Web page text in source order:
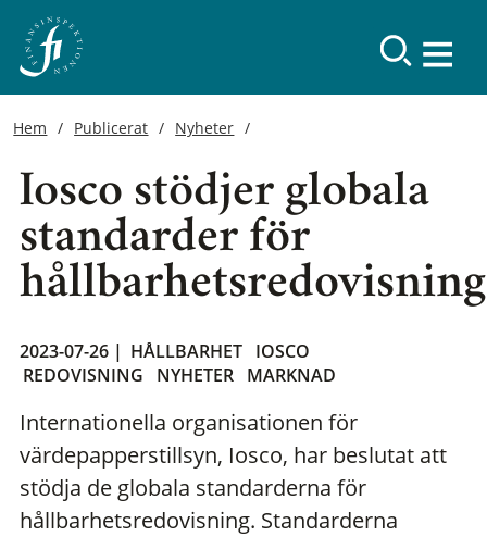
Hem Publicerat Nyheter
Iosco stödjer globala
standarder för
hållbarhetsredovisning
2023-07-26 | HÅLLBARHET IOSCO
REDOVISNING
NYHETER MARKNAD
Internationella organisationen för
värdepapperstillsyn, Iosco, har beslutat att
stödja de globala standarderna för
hållbarhetsredovisning. Standarderna